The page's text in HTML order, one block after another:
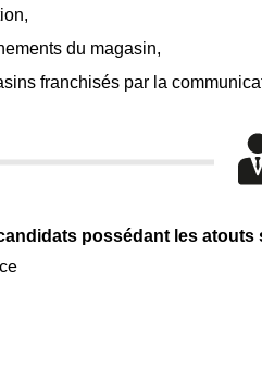
du magasin,
franchisés par la
possédant les atouts